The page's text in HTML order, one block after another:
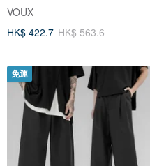
VOUX
HK$ 422.7 HK$ 563.6
免運